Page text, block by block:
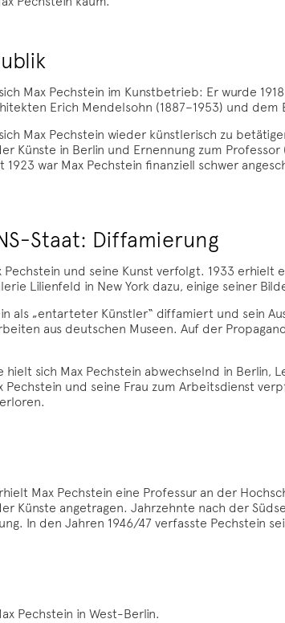
Max Pechstein im Kunstbetrieb: Er wurde
Erich Mendelsohn (1887–1953) und dem
Max Pechstein wieder künstlerisch zu
Künste in Berlin und Ernennung zum
war Max Pechstein finanziell schwer
Staat: Diffamierung
Pechstein und seine Kunst verfolgt. 1933
Lilienfeld in New York dazu, einige seiner
als „entarteter Künstler“ diffamiert und sein
aus deutschen Museen. Auf der
sich Max Pechstein abwechselnd in Berlin,
Pechstein und seine Frau zum Arbeitsdienst
Max Pechstein eine Professur an der
Künste angetragen. Jahrzehnte nach der
In den Jahren 1946/47 verfasste Pechstein
Pechstein in West-Berlin.